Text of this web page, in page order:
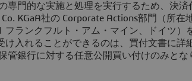
専門的な実施と処理を実行するため、決済
KGaA社の Corporate Actions部門（所在
フランクフルト・アム・マイン、ドイツ）
け入れることができるのは、買付文書に詳
管銀行に対する任意公開買い付けのみとな